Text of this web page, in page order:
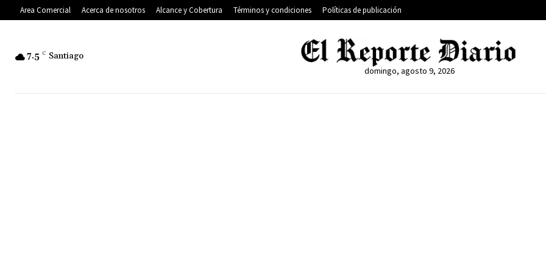
Area Comercial Acerca de nosotros Alcance y Cobertura Términos y condiciones Políticas de publicación
7.5 C Santiago
domingo, agosto 9, 2026